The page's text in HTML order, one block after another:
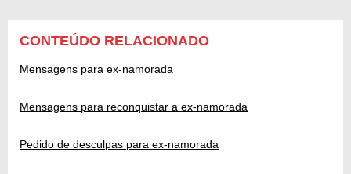
CONTEÚDO RELACIONADO
Mensagens para ex-namorada
Mensagens para reconquistar a ex-namorada
Pedido de desculpas para ex-namorada